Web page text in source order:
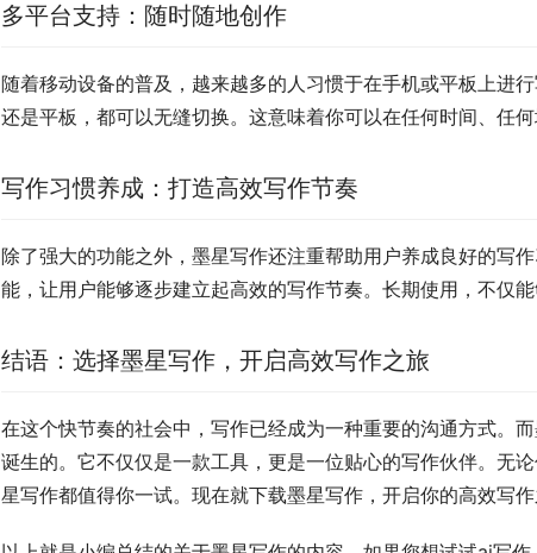
多平台支持：随时随地创作
随着移动设备的普及，越来越多的人习惯于在手机或平板上进
还是平板，都可以无缝切换。这意味着你可以在任何时间、任
写作习惯养成：打造高效写作节奏
除了强大的功能之外，墨星写作还注重帮助用户养成良好的写
能，让用户能够逐步建立起高效的写作节奏。长期使用，不仅
结语：选择墨星写作，开启高效写作之旅
在这个快节奏的社会中，写作已经成为一种重要的沟通方式。
诞生的。它不仅仅是一款工具，更是一位贴心的写作伙伴。无
星写作都值得你一试。现在就下载墨星写作，开启你的高效写作